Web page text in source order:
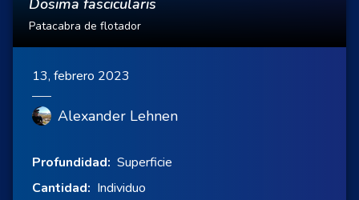
Patacabra de flotador
13, febrero 2023
Alexander Lehnen
Profundidad: Superficie
Cantidad: Individuo